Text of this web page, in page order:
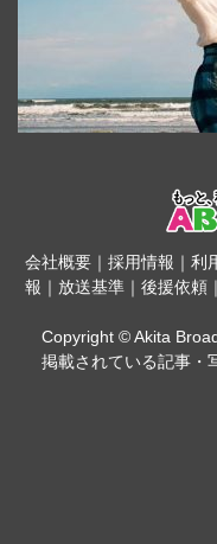
会社概要｜ 採用情報 ｜ 利
報 ｜ 放送基準 ｜ 後援依頼 ｜
Copyright © Akita
掲載されている記事・